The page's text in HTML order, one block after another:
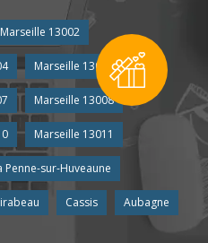
Marseille 13002
Marseille 13005
Marseille 13008
Marseille 13011
Penne-sur-Huveaune
Cassis Aubagne